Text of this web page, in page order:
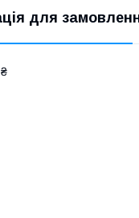
для